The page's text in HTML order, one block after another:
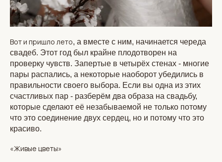
Вот и пришло лето, а вместе с ним, начинается череда
свадеб. Этот год был крайне плодотворен на
проверку чувств. Запертые в четырёх стенах - многие
пары распались, а некоторые наоборот убедились в
правильности своего выбора. Если вы одна из этих
счастливых пар - разберём два образа на свадьбу,
которые сделают её незабываемой не только потому
что это соединение двух сердец, но и потому что это
красиво.
«Живые цветы»